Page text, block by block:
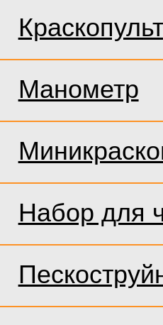
Краскопульт
Манометр
Набор для